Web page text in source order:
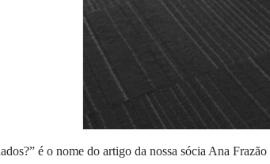
é o nome do artigo da nossa sócia Ana